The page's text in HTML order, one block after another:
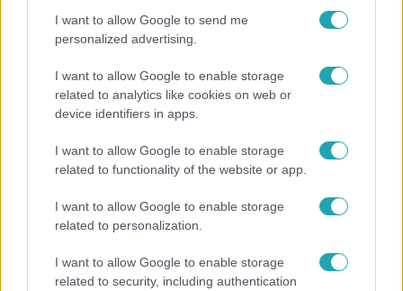
I want to allow Google to send me
personalized advertising.
I want to allow Google to enable storage
related to analytics like cookies on web or
device identifiers in apps.
I want to allow Google to enable storage
related to functionality of the website or app.
I want to allow Google to enable storage
related to personalization.
I want to allow Google to enable storage
related to security, including authentication
mehetett közel. A Citadella felújítására 20 milliárdot
szánt a kormány.